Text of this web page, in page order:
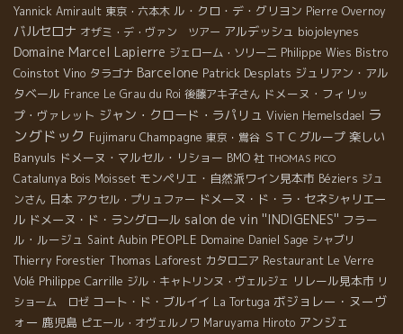
Yannick Amirault 東京・六本木 ル・クロ・デ・グリヨン Pierre Overnoy
バルセロナ オザミ・デ・ヴァン ツアー アルデッシュ biojoleynes
Domaine Marcel Lapierre ジェローム・ソリーニ Philippe Wies Bistro
Coinstot Vino タラゴナ Barcelone Patrick Desplats ジュリアン・アル
タベール France Le Grau du Roi 後藤アキ子さん ドメーヌ・フィリッ
プ・ヴァレット ジャン・クロード・ラパリュ Vivien Hemelsdael ラ
ングドック Fujimaru Champagne 東京・鴬谷 ＳＴＣグループ 楽しい
Banyuls ドメーヌ・マルセル・リショー BMO 社 THOMAS PICO
Catalunya Bois Moisset モンペリエ・自然派ワイン見本市 Béziers ジュ
ンさん 日本 アクセル・プリュファー ドメーヌ・ド・ラ・セネシャリエー
ル ドメーヌ・ド・ラングロール salon de vin ''INDIGENES'' フラー
ル・ルージュ Saint Aubin PEOPLE Domaine Daniel Sage シャブリ
Thierry Forestier Thomas Laforest カタロニア Restaurant Le Verre
Volé Philippe Carrille ジル・キャトリンヌ・ヴェルジェ リレール見本市 リ
ショーム ロゼ コート・ド・ブルイイ La Tortuga ボジョレー・ヌーヴ
ォー 鹿児島 ピエール・オヴェルノワ Maruyama Hiroto アンジェ